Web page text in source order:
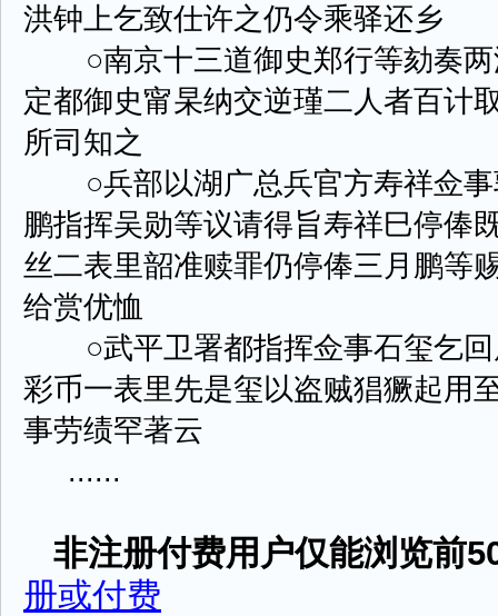
洪钟上乞致仕许之仍令乘驿还乡
○南京十三道御史郑行等劾奏两
定都御史甯杲纳交逆瑾二人者百计
所司知之
○兵部以湖广总兵官方寿祥佥事
鹏指挥吴勋等议请得旨寿祥巳停俸
丝二表里韶准赎罪仍停俸三月鹏等
给赏优恤
○武平卫署都指挥佥事石玺乞回
彩币一表里先是玺以盗贼猖獗起用
事劳绩罕著云
......
非注册付费用户仅能浏览前
册或付费